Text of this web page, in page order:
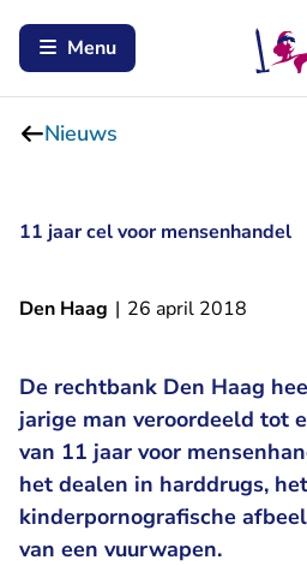
Menu
Nieuws
11 jaar cel voor mensenhandel
Den Haag | 26 april 2018
De rechtbank Den Haag
jarige man veroordeeld tot
van 11 jaar voor
het dealen in harddrugs,
kinderpornografische
van een vuurwapen.